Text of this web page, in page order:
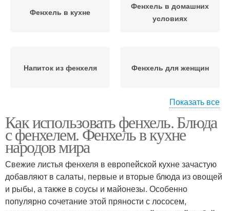
Фенхель в кухне
Фенхель в домашних
условиях
Напиток из фенхеля Фенхель для женщин
здоровья
Показать все
Как использовать фенхель. Блюда
с фенхелем. Фенхель в кухне
народов мира
Свежие листья фенхеля в европейской кухне зачастую
добавляют в салаты, первые и вторые блюда из овощей
и рыбы, а также в соусы и майонезы. Особенно
популярно сочетание этой пряности с лососем,